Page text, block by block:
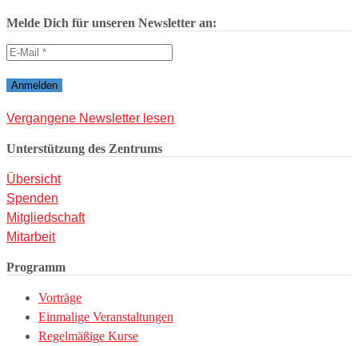
Melde Dich für unseren Newsletter an:
Vergangene Newsletter lesen
Unterstützung des Zentrums
Übersicht
Spenden
Mitgliedschaft
Mitarbeit
Programm
Vorträge
Einmalige Veranstaltungen
Regelmäßige Kurse